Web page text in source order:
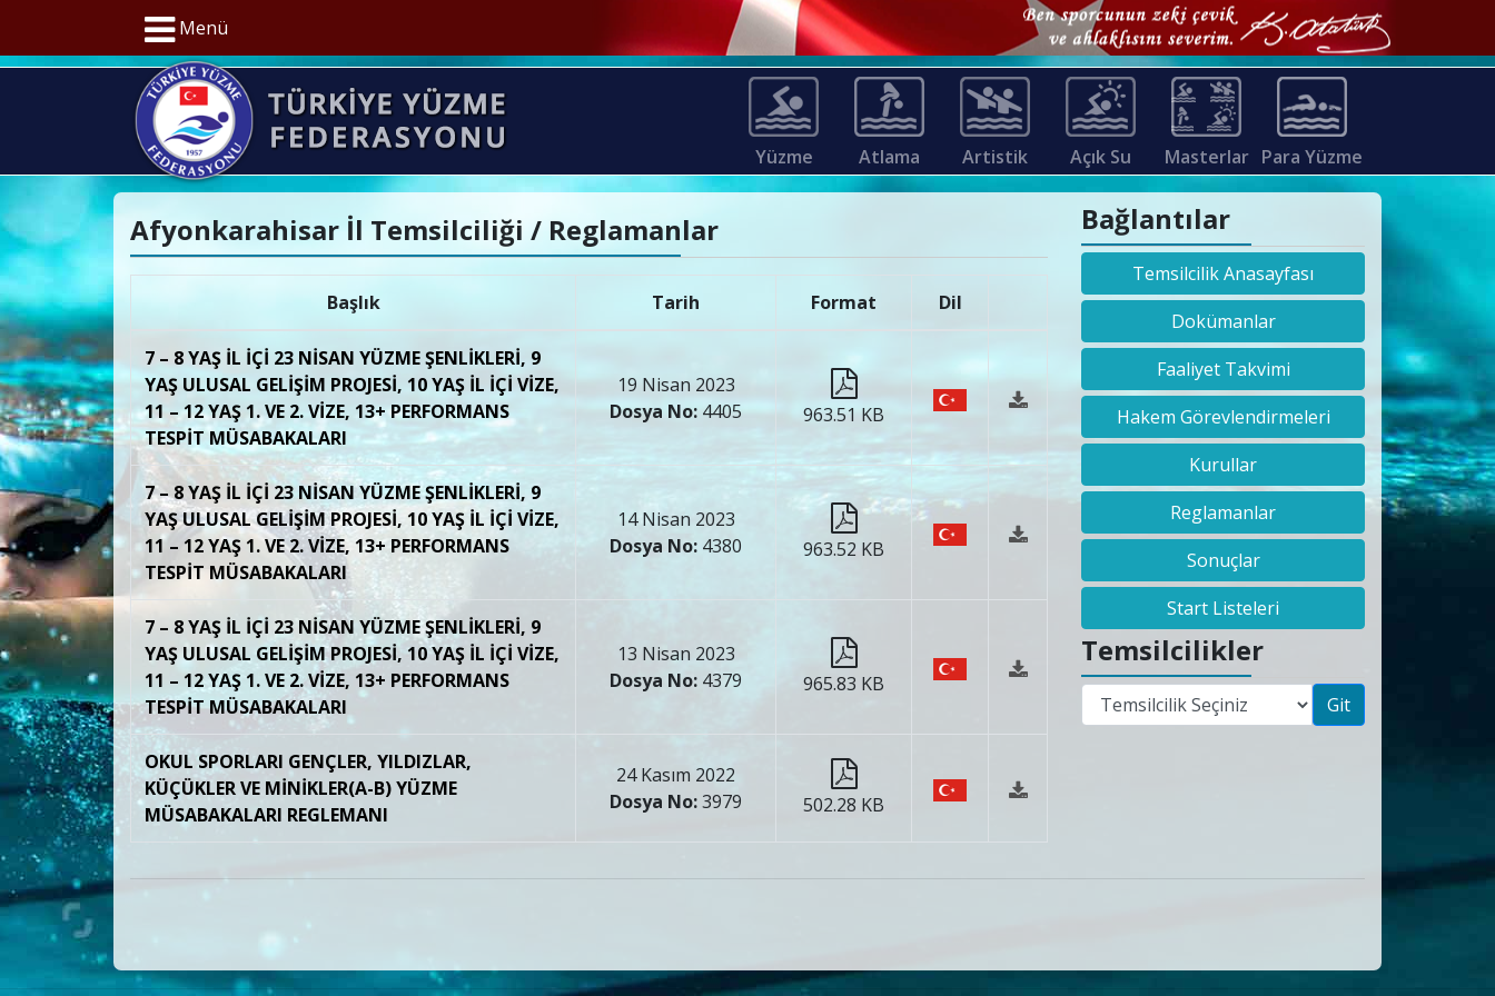
Menü
Yüzme Atlama Artistik Açık Su Masterlar Para Yüzme
Afyonkarahisar İl Temsilciliği / Reglamanlar
Başlık Tarih Format Dil
7 – 8 YAŞ İL İÇİ 23 NİSAN YÜZME ŞENLİKLERİ, 9
YAŞ ULUSAL GELİŞİM PROJESİ, 10 YAŞ İL İÇİ VİZE,
11 – 12 YAŞ 1. VE 2. VİZE, 13+ PERFORMANS
TESPİT MÜSABAKALARI
19 Nisan 2023
Dosya No: 4405 963.51 KB
7 – 8 YAŞ İL İÇİ 23 NİSAN YÜZME ŞENLİKLERİ, 9
YAŞ ULUSAL GELİŞİM PROJESİ, 10 YAŞ İL İÇİ VİZE,
11 – 12 YAŞ 1. VE 2. VİZE, 13+ PERFORMANS
TESPİT MÜSABAKALARI
14 Nisan 2023
Dosya No: 4380 963.52 KB
7 – 8 YAŞ İL İÇİ 23 NİSAN YÜZME ŞENLİKLERİ, 9
YAŞ ULUSAL GELİŞİM PROJESİ, 10 YAŞ İL İÇİ VİZE,
11 – 12 YAŞ 1. VE 2. VİZE, 13+ PERFORMANS
TESPİT MÜSABAKALARI
13 Nisan 2023
Dosya No: 4379 965.83 KB
OKUL SPORLARI GENÇLER, YILDIZLAR,
KÜÇÜKLER VE MİNİKLER(A-B) YÜZME
MÜSABAKALARI REGLEMANI
24 Kasım 2022
Dosya No:3979 502.28 KB
Bağlantılar
Temsilcilik Anasayfası
Dokümanlar
Faaliyet Takvimi
Hakem Görevlendirmeleri
Kurullar
Reglamanlar
Sonuçlar
Start Listeleri
Temsilcilikler
Git